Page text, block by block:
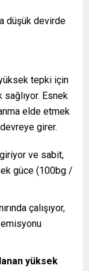
düşük devirde
tepki için
Esnek
elde etmek
girer.
ve sabit,
güce (100bg /
çalışıyor,
emisyonu
yüksek